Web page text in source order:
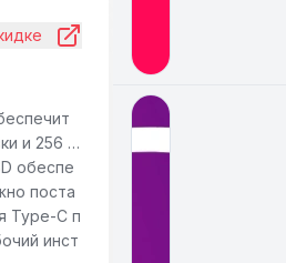
и 256 Г
обеспе
поста
Type-C п
инст